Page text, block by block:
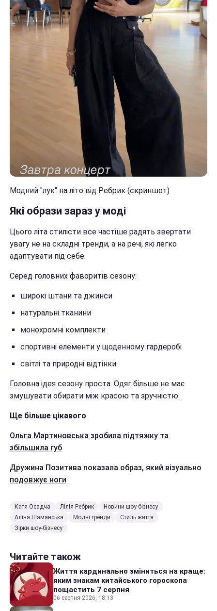
Модний "лук" на літо від Ребрик (скриншот)
Які образи зараз у моді
Цього літа стилісти все частіше радять звертати
увагу не на складні тренди, а на речі, які легко
адаптувати під себе.
Серед головних фаворитів сезону:
широкі штани та джинси
натуральні тканини
монохромні комплекти
спортивні елементи у щоденному гардеробі
світлі та природні відтінки.
Головна ідея сезону проста. Одяг більше не має
змушувати обирати між красою та зручністю.
Ще більше цікавого
Ольга Мартиновська зробила підтяжку та
збільшила губ
Дружина Позитива показала образ, який візуально
подовжує ноги
Катя Осадча Лілія Ребрик
Новини шоу-бізнесу
Аліна Шаманська
Модні тренди
Стиль життя
Зірки шоу-бізнесу
Читайте також
Життя кардинально зміниться на краще:
яким знакам китайського гороскопа
пощастить 7 серпня
06 серпня 2026, 18:13